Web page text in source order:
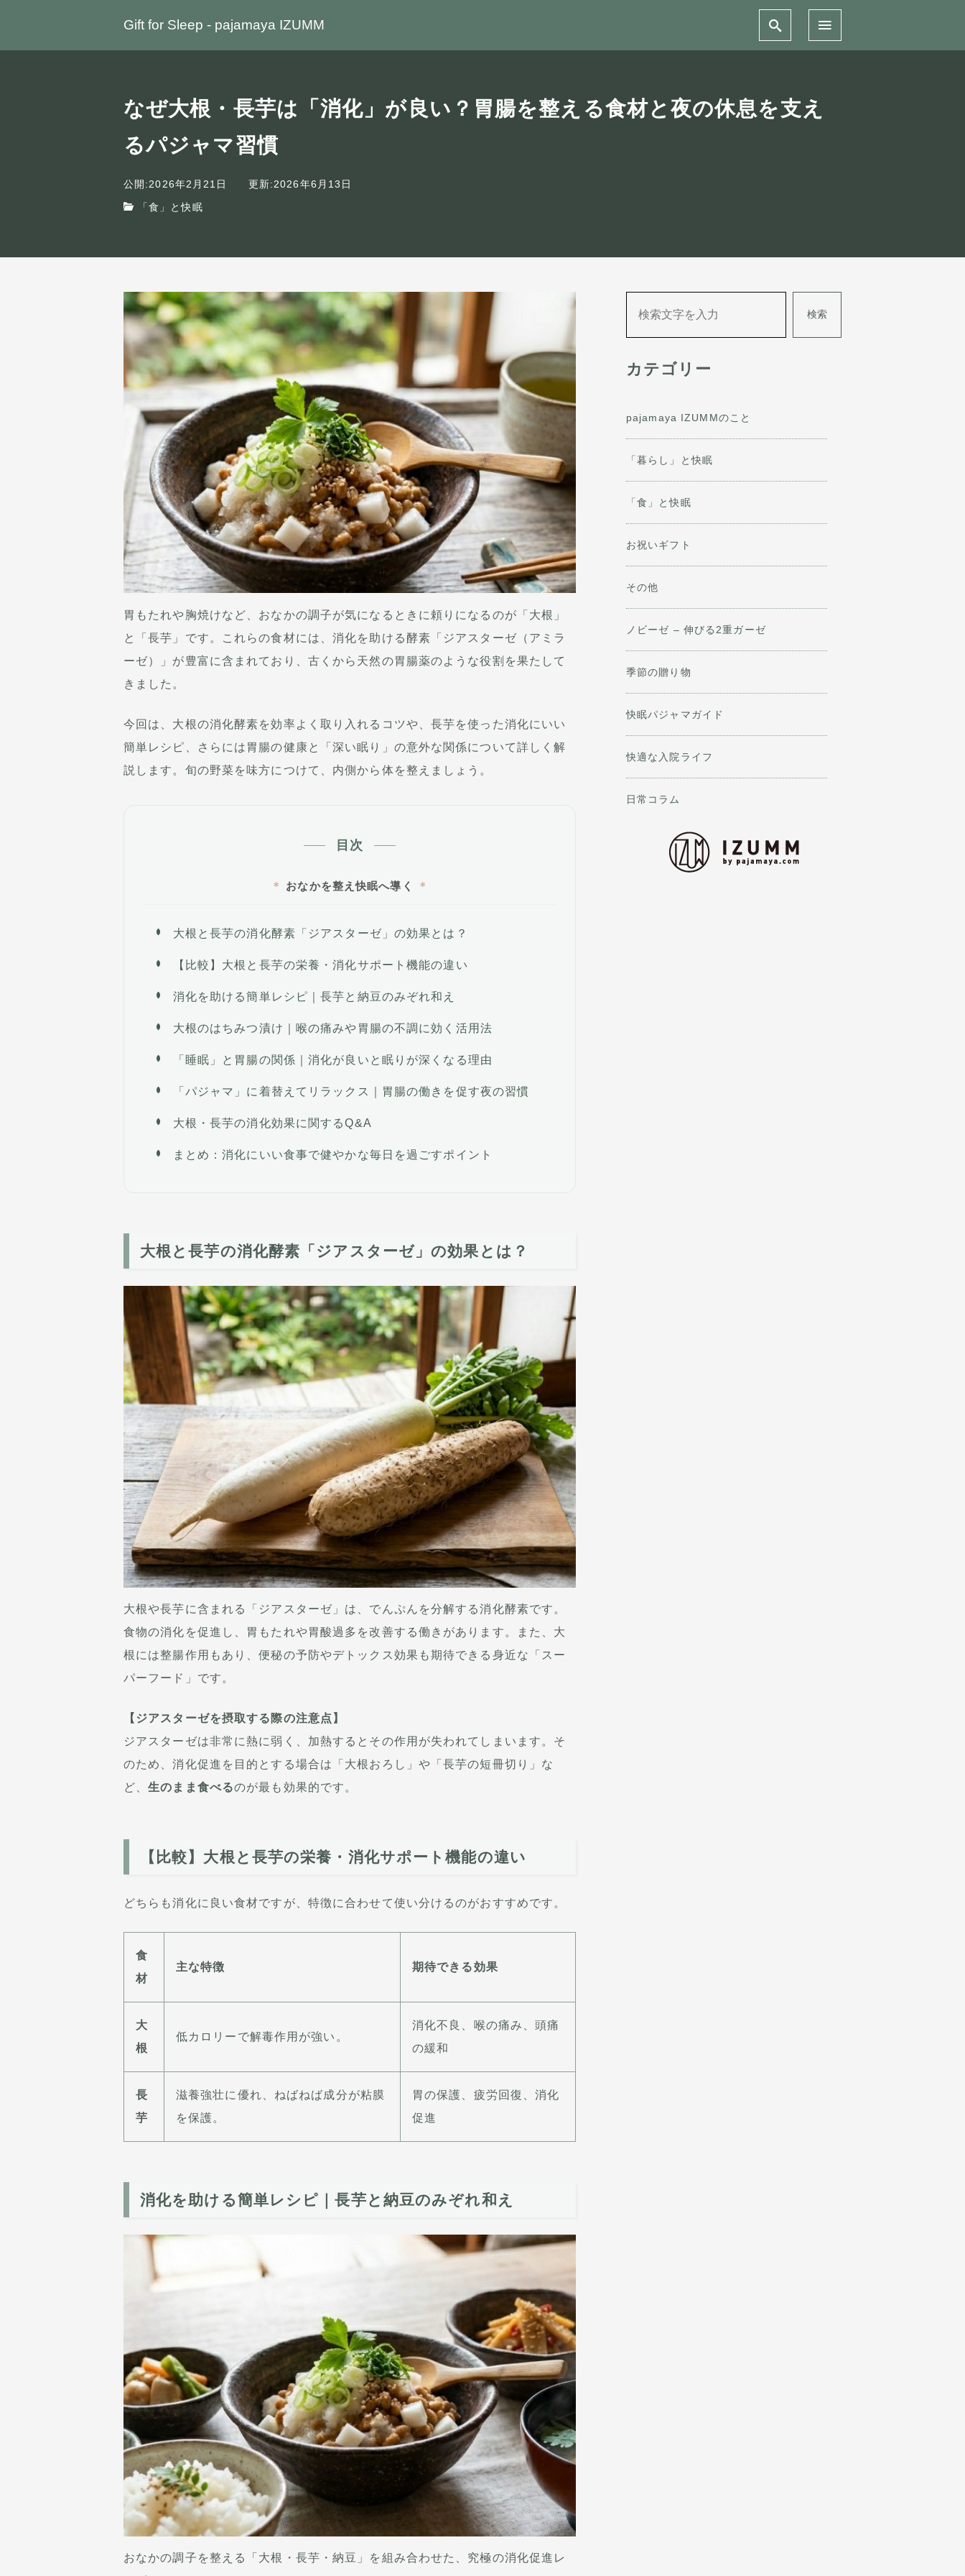
Gift for Sleep - pajamaya IZUMM
なぜ大根・長芋は「消化」が良い？胃腸を整える食材と夜の休息を支え
るパジャマ習慣
公開:2026年2月21日
更新:2026年6月13日
「食」と快眠
胃もたれや胸焼けなど、おなかの調子が気になるときに頼りになるのが「大根」
と「長芋」です。これらの食材には、消化を助ける酵素「ジアスターゼ（アミラ
ーゼ）」が豊富に含まれており、古くから天然の胃腸薬のような役割を果たして
きました。
今回は、大根の消化酵素を効率よく取り入れるコツや、長芋を使った消化にいい
簡単レシピ、さらには胃腸の健康と「深い眠り」の意外な関係について詳しく解
説します。旬の野菜を味方につけて、内側から体を整えましょう。
目次
おなかを整え快眠へ導く
大根と長芋の消化酵素「ジアスターゼ」の効果とは？
【比較】大根と長芋の栄養・消化サポート機能の違い
消化を助ける簡単レシピ｜長芋と納豆のみぞれ和え
大根のはちみつ漬け｜喉の痛みや胃腸の不調に効く活用法
「睡眠」と胃腸の関係｜消化が良いと眠りが深くなる理由
「パジャマ」に着替えてリラックス｜胃腸の働きを促す夜の習慣
大根・長芋の消化効果に関するQ&A
まとめ：消化にいい食事で健やかな毎日を過ごすポイント
大根と長芋の消化酵素「ジアスターゼ」の効果とは？
大根や長芋に含まれる「ジアスターゼ」は、でんぷんを分解する消化酵素です。
食物の消化を促進し、胃もたれや胃酸過多を改善する働きがあります。また、大
根には整腸作用もあり、便秘の予防やデトックス効果も期待できる身近な「スー
パーフード」です。
【ジアスターゼを摂取する際の注意点】
ジアスターゼは非常に熱に弱く、加熱するとその作用が失われてしまいます。そ
のため、消化促進を目的とする場合は「大根おろし」や「長芋の短冊切り」な
ど、生のまま食べるのが最も効果的です。
【比較】大根と長芋の栄養・消化サポート機能の違い
どちらも消化に良い食材ですが、特徴に合わせて使い分けるのがおすすめです。
食
材
主な特徴 期待できる効果
大
根
低カロリーで解毒作用が強い。
消化不良、喉の痛み、頭痛
の緩和
長
芋
滋養強壮に優れ、ねばねば成分が粘膜
を保護。
胃の保護、疲労回復、消化
促進
消化を助ける簡単レシピ｜長芋と納豆のみぞれ和え
おなかの調子を整える「大根・長芋・納豆」を組み合わせた、究極の消化促進レ
検索
カテゴリー
pajamaya IZUMMのこと
「暮らし」と快眠
「食」と快眠
お祝いギフト
その他
ノビーゼ – 伸びる2重ガーゼ
季節の贈り物
快眠パジャマガイド
快適な入院ライフ
日常コラム